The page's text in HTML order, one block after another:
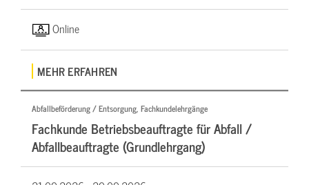
Online
MEHR ERFAHREN
Abfallbeförderung / Entsorgung, Fachkundelehrgänge
Fachkunde Betriebsbeauftragte für Abfall /
Abfallbeauftragte (Grundlehrgang)